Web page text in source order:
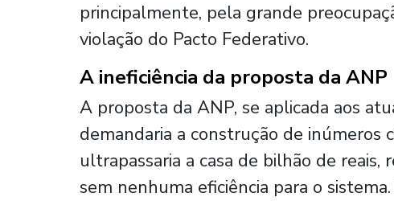
principalmente, pela grande
violação do Pacto Federativo.
A ineficiência da proposta da ANP
A proposta da ANP, se aplicada aos
demandaria a construção de inúmeros
ultrapassaria a casa de bilhão de
sem nenhuma eficiência para o